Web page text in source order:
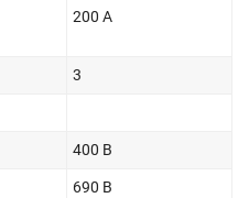
200 А
3
400 В
690 В